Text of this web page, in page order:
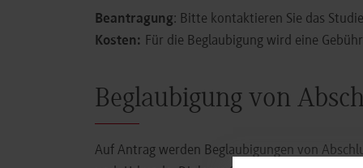
Beantragung: Bitte kontaktieren Sie das
Kosten: Für die Beglaubigung wird eine
Beglaubigung von
Auf Antrag werden Beglaubigungen von